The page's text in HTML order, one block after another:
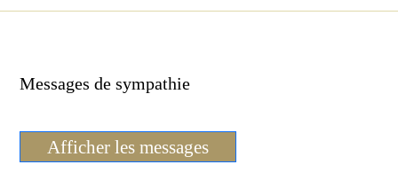
Messages de sympathie
Afficher les messages